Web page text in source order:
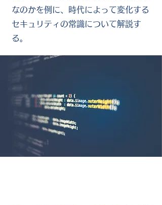
なのかを例に、時代によって変化する
セキュリティの常識について解説す
る。